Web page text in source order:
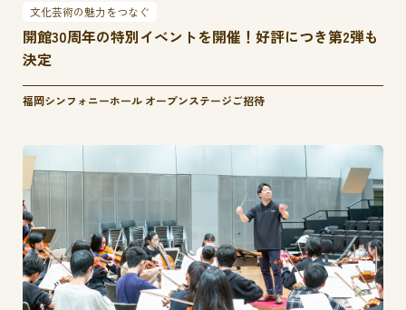
文化芸術の魅力をつなぐ
開館30周年の特別イベントを開催！好評につき第2弾も
決定
福岡シンフォニーホール オープンステージご招待